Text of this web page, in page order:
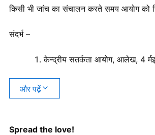
किसी भी जांच का संचालन करते समय आयोग को
संदर्भ –
केन्द्रीय सतर्कता आयोग, आलेख, 4
और पढ़ें
Spread the love!